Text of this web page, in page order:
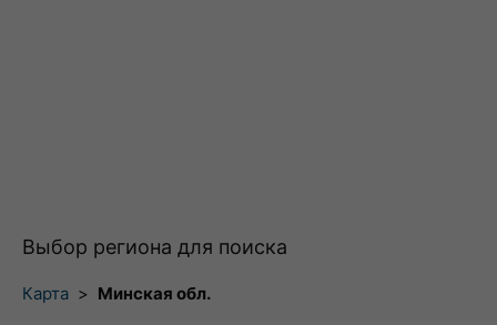
Выбор региона для поиска
Карта > Минская обл.